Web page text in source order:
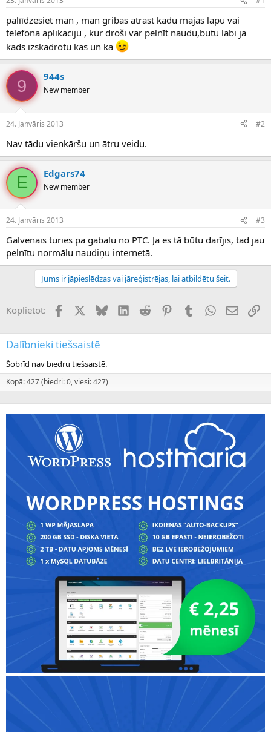
n
a
u
z
s
ā
c
ē
s
a
u
m
s
palīīdzesiet man , man gribas atrast kadu majas lapu vai
telefona aplikaciju , kur droši var pelnīt naudu,butu labi ja
kads izskadrotu kas un ka
9 944s
New member
24. Janvāris 2013 #2
Nav tādu vienkāršu un ātru veidu.
E Edgars74
New member
24. Janvāris 2013 #3
Galvenais turies pa gabalu no PTC. Ja es tā būtu darījis, tad jau
pelnītu normālu naudiņu internetā.
Jums ir jāpieslēdzas vai jāreģistrējas, lai atbildētu šeit.
Koplietot: FacebookX (Twitter)
BlueskyLinkedInReddit PinterestTumblrWhatsApp
E-pasts
Dalībnieki tiešsaistē
Šobrīd nav biedru tiešsaistē.
Kopā: 427 (biedri: 0, viesi: 427)